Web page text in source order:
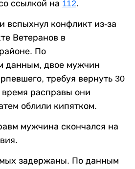
ссылкой на 112.
вспыхнул конфликт из-за
Ветеранов в
По
данным, двое мужчин
требуя вернуть 30
расправы они
облили кипятком.
мужчина скончался на
задержаны. По данным